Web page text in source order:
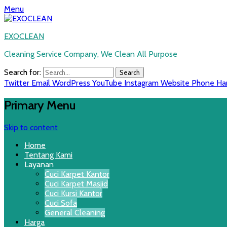
Menu
EXOCLEAN
Cleaning Service Company, We Clean All Purpose
Search for:
Twitter Email WordPress YouTube Instagram Website Phone
Primary Menu
Skip to content
Home
Tentang Kami
Layanan
Cuci Karpet Kantor
Cuci Karpet Masjid
Cuci Kursi Kantor
Cuci Sofa
General Cleaning
Harga